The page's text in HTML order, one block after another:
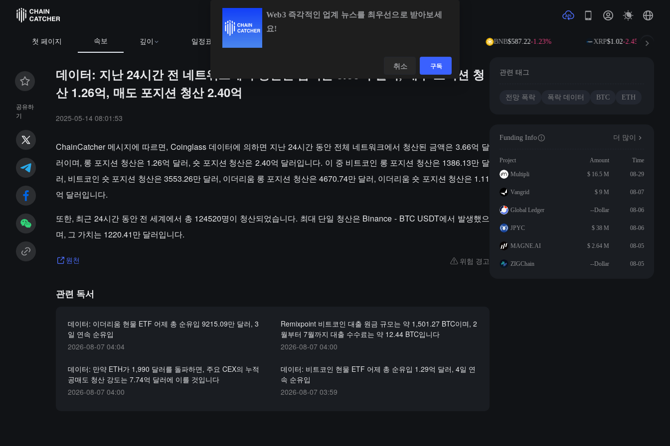
첫 페이지 속보 깊이 일정표 BNB$587.22 -1.23% XRP$1.02 -2.45%
공유하
기
데이터: 지난 24시간 전 네트워크에서 청산된 금액은 3.66억 달러, 매수 포지션 청
산 1.26억, 매도 포지션 청산 2.40억
2025-05-14 08:01:53
ChainCatcher 메시지에 따르면, Coinglass 데이터에 의하면 지난 24시간 동안 전체 네트워크에서 청산된 금액은 3.66억 달
러이며, 롱 포지션 청산은 1.26억 달러, 숏 포지션 청산은 2.40억 달러입니다. 이 중 비트코인 롱 포지션 청산은 1386.13만 달
러, 비트코인 숏 포지션 청산은 3553.26만 달러, 이더리움 롱 포지션 청산은 4670.74만 달러, 이더리움 숏 포지션 청산은 1.11
억 달러입니다.
또한, 최근 24시간 동안 전 세계에서 총 124520명이 청산되었습니다. 최대 단일 청산은 Binance - BTC USDT에서 발생했으
며, 그 가치는 1220.41만 달러입니다.
원천 위험 경고
관련 독서
데이터: 이더리움 현물 ETF 어제 총 순유입 9215.09만 달러, 3
일 연속 순유입
2026-08-07 04:04
Remixpoint 비트코인 대출 원금 규모는 약 1,501.27 BTC이며, 2
월부터 7월까지 대출 수수료는 약 12.44 BTC입니다
2026-08-07 04:00
데이터: 만약 ETH가 1,990 달러를 돌파하면, 주요 CEX의 누적
공매도 청산 강도는 7.74억 달러에 이를 것입니다
2026-08-07 04:00
데이터: 비트코인 현물 ETF 어제 총 순유입 1.29억 달러, 4일 연
속 순유입
2026-08-07 03:59
관련 태그
전망 폭락 폭락 데이터 BTC ETH
Funding Info 더 많이
Project Amount
Time
Multipli
$ 16.5 M 08-29
Vangrid $ 9 M 08-07
Global Ledger --Dollar 08-06
JPYC $ 38 M 08-06
MAGNE.AI $ 2.64 M 08-05
ZIGChain --Dollar 08-05
Web3 즉각적인 업계 뉴스를 최우선으로 받아보세
요!
취소 구독